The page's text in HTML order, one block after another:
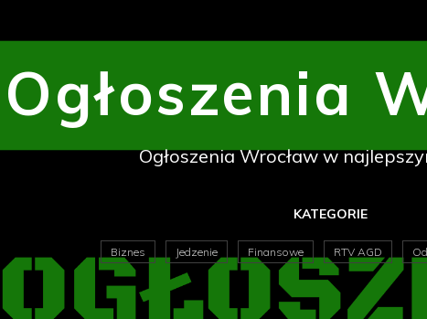
Ogłoszenia
Ogłoszenia Wrocław w
KATEGORIE
Biznes Jedzenie Finansowe RTV AGD